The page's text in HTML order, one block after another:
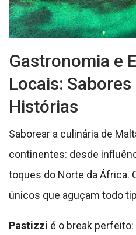
Gastronomia e
Locais:
Histórias
Saborear a culinária de
continentes: desde
toques do Norte da África.
únicos que aguçam todo
Pastizzi é o break